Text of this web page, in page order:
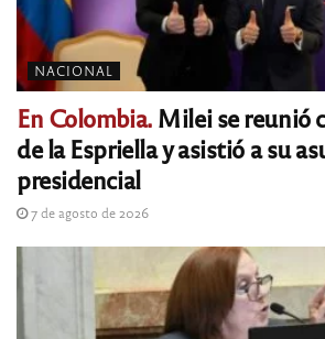
NACIONAL
En Colombia.Milei se reunió
de la Espriella y asistió a su
presidencial
7 de agosto de 2026